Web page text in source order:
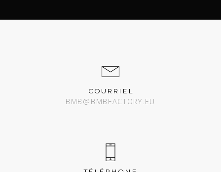
COURRIEL
BMB@BMBFACTORY.EU